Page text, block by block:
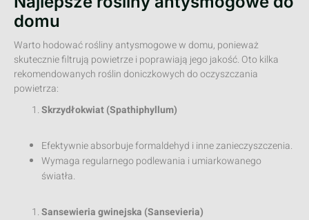
domu
Warto hodować rośliny antysmogowe w domu, ponieważ
skutecznie filtrują powietrze i poprawiają jego jakość. Oto kilka
rekomendowanych roślin doniczkowych do oczyszczania
powietrza:
Skrzydłokwiat (Spathiphyllum)
Efektywnie absorbuje formaldehyd i inne zanieczyszczenia.
Wymaga regularnego podlewania i umiarkowanego
światła.
Sansewieria gwinejska (Sansevieria)